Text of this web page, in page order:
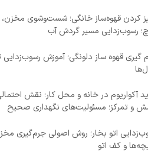
کردن قهوه‌ساز خانگی؛ شست‌وشوی مخزن،
رسوب‌زدایی مسیر گردش آب
گیری قهوه ساز دلونگی؛ آموزش رسوب‌زدایی
آکواریوم در خانه و محل کار؛ نقش
و تمرکز؛ مسئولیت‌های نگهداری صحیح
اتو بخار؛ روش اصولی جرم‌گیری
و کف اتو